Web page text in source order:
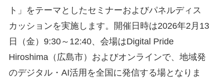
ト」をテーマとしたセミナーおよびパネルディス
カッションを実施します。開催日時は2026年2月13
日（金）9:30～12:40、会場はDigital Pride
Hiroshima（広島市）およびオンラインで、地域発
のデジタル・AI活用を全国に発信する場となりま